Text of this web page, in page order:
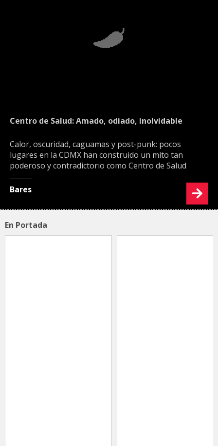
Centro de Salud: Amado, odiado, inolvidable
Calor, oscuridad, caguamas y post-punk: pocos
lugares en la CDMX han construido un mito tan
poderoso y contradictorio como Centro de Salud
Bares
En Portada